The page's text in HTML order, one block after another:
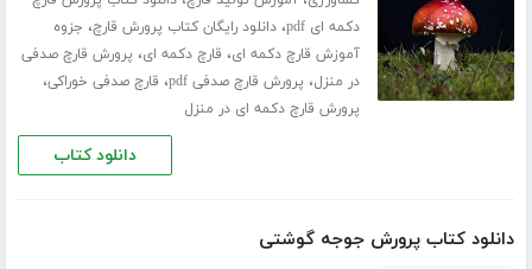
دکمه ای pdf
،دانلود رایگان کتاب پرورش قارچ، جزوه
آموزش قارچ دکمه ای، قارچ دکمه ای، پرورش قارچ صدفی
در منزل، پرورش قارچ صدفی pdf ، قارچ صدفی خوراکی،
پرورش قارچ دکمه ای در منزل
دانلود کتاب
دانلود کتاب پرورش جوجه گوشتی